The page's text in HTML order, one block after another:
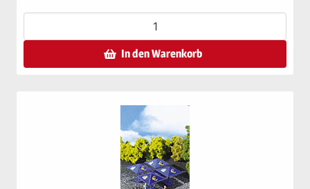
In den Warenkorb